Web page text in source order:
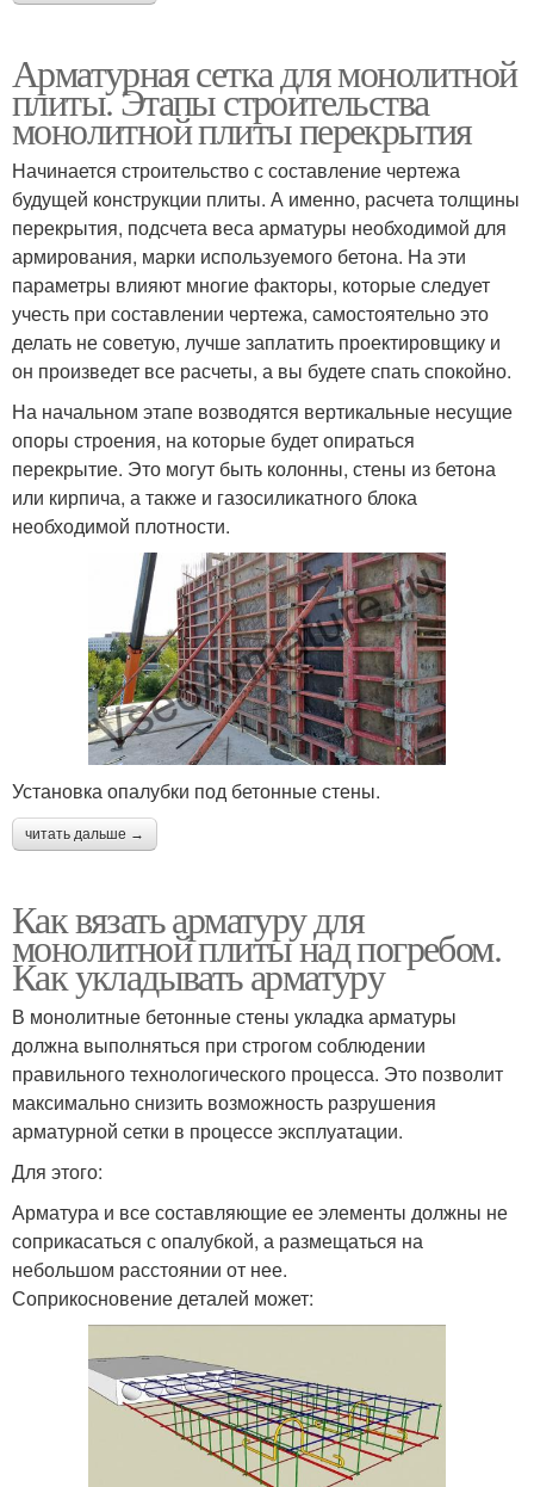
Арматурная сетка для монолитной
плиты. Этапы строительства
монолитной плиты перекрытия
Начинается строительство с составление чертежа
будущей конструкции плиты. А именно, расчета толщины
перекрытия, подсчета веса арматуры необходимой для
армирования, марки используемого бетона. На эти
параметры влияют многие факторы, которые следует
учесть при составлении чертежа, самостоятельно это
делать не советую, лучше заплатить проектировщику и
он произведет все расчеты, а вы будете спать спокойно.
На начальном этапе возводятся вертикальные несущие
опоры строения, на которые будет опираться
перекрытие. Это могут быть колонны, стены из бетона
или кирпича, а также и газосиликатного блока
необходимой плотности.
Установка опалубки под бетонные стены.
читать дальше →
Как вязать арматуру для
монолитной плиты над погребом.
Как укладывать арматуру
В монолитные бетонные стены укладка арматуры
должна выполняться при строгом соблюдении
правильного технологического процесса. Это позволит
максимально снизить возможность разрушения
арматурной сетки в процессе эксплуатации.
Для этого:
Арматура и все составляющие ее элементы должны не
соприкасаться с опалубкой, а размещаться на
небольшом расстоянии от нее.
Соприкосновение деталей может: